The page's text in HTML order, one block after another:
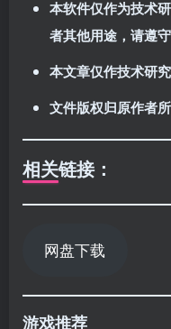
本软件仅作为技术
者其他用途，请遵
本文章仅作技术研
文件版权归原作者
相关链接：
网盘下载
游戏推荐